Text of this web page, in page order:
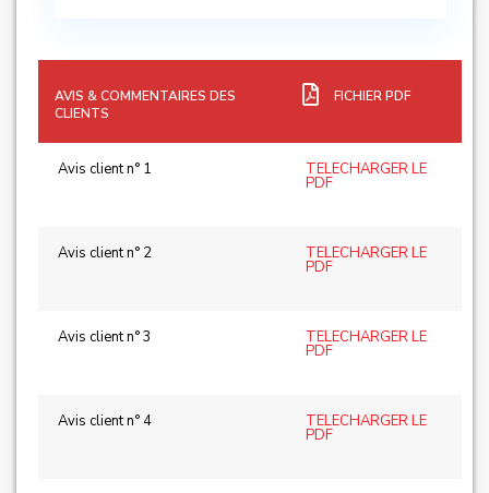
AVIS & COMMENTAIRES DES
CLIENTS
FICHIER PDF
Avis client n° 1 TELECHARGER LE
PDF
Avis client n° 2 TELECHARGER LE
PDF
Avis client n° 3 TELECHARGER LE
PDF
Avis client n° 4 TELECHARGER LE
PDF